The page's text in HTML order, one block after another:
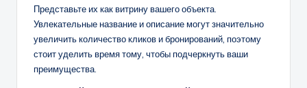
Представьте их как витрину вашего объекта.
Увлекательные название и описание могут значительно
увеличить количество кликов и бронирований, поэтому
стоит уделить время тому, чтобы подчеркнуть ваши
преимущества.